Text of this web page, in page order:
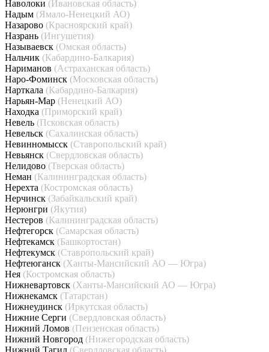
Наволоки (Ивановская область)
Надым (Ямало-Ненецкий АО)
Назарово (Красноярский край)
Назрань (Ингушетия)
Называевск (Омская область)
Нальчик (Кабардино-Балкария)
Нариманов (Астраханская область)
Наро-Фоминск (Московская область)
Нарткала (Кабардино-Балкария)
Нарьян-Мар (Ненецкий АО)
Находка (Приморский край)
Невель (Псковская область)
Невельск (Сахалинская область)
Невинномысск (Ставропольский край)
Невьянск (Свердловская область)
Нелидово (Тверская область)
Неман (Калининградская область)
Нерехта (Костромская область)
Нерчинск (Забайкальский край)
Нерюнгри (Якутия)
Нестеров (Калининградская область)
Нефтегорск (Самарская область)
Нефтекамск (Башкортостан)
Нефтекумск (Ставропольский край)
Нефтеюганск (Ханты-Мансийский АО — Югра)
Нея (Костромская область)
Нижневартовск (Ханты-Мансийский АО — Югра)
Нижнекамск (Татарстан)
Нижнеудинск (Иркутская область)
Нижние Серги (Свердловская область)
Нижний Ломов (Пензенская область)
Нижний Новгород (Нижегородская область)